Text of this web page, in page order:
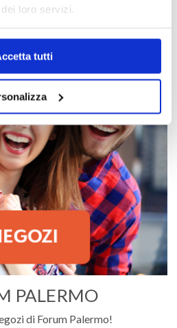
loro servizi.
tutti
PALERMO
di Forum Palermo!